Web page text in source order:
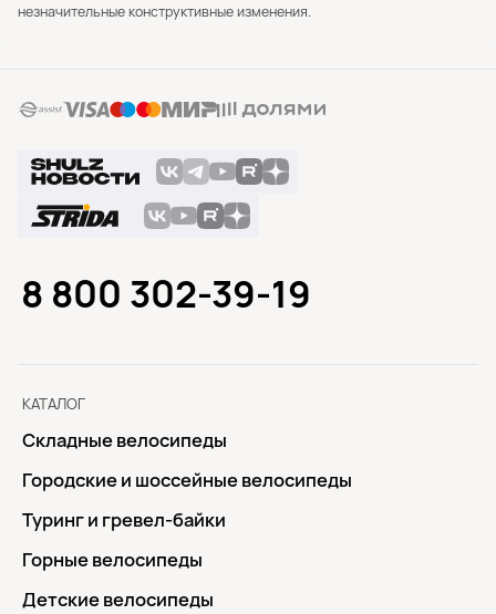
незначительные конструктивные изменения.
КАТАЛОГ
Складные велосипеды
Городские и шоссейные велосипеды
Туринг и гревел-байки
Горные велосипеды
Детские велосипеды
8 800 302-39-19